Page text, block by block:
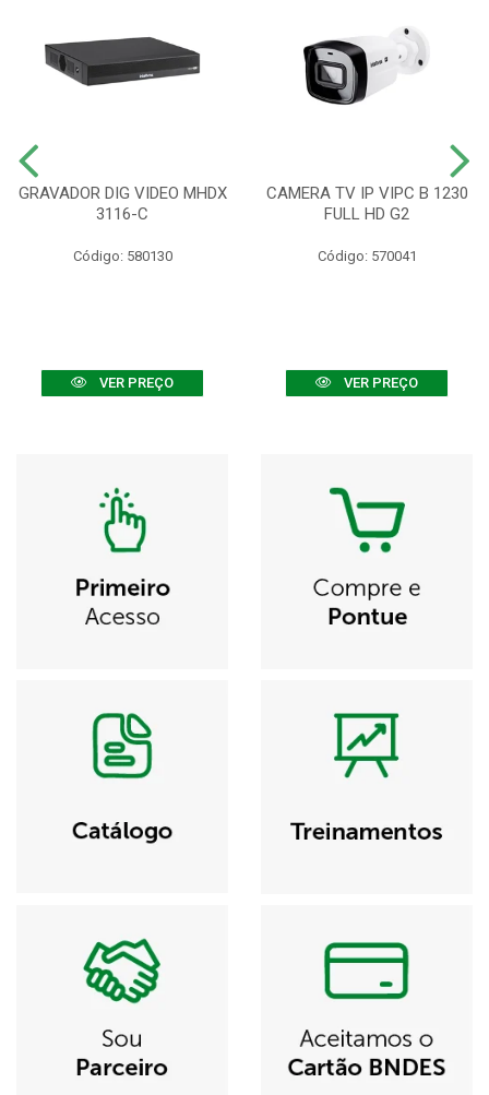
GRAVADOR DIG VIDEO MHDX
3116-C
Código: 580130
VER PREÇO
CAMERA TV IP VIPC B 1230
FULL HD G2
Código: 570041
VER PREÇO